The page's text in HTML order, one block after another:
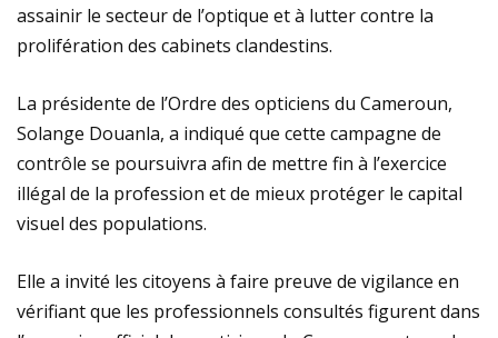
assainir le secteur de l’optique et à lutter contre la
prolifération des cabinets clandestins.
La présidente de l’Ordre des opticiens du Cameroun,
Solange Douanla, a indiqué que cette campagne de
contrôle se poursuivra afin de mettre fin à l’exercice
illégal de la profession et de mieux protéger le capital
visuel des populations.
Elle a invité les citoyens à faire preuve de vigilance en
vérifiant que les professionnels consultés figurent dans